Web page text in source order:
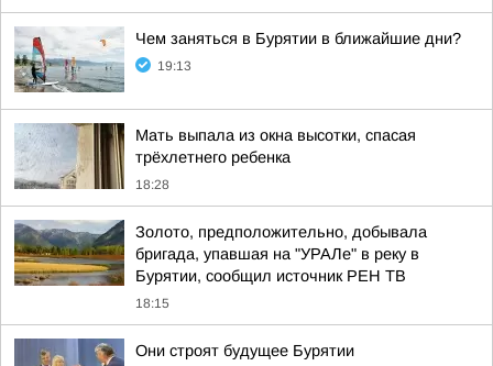
Чем заняться в Бурятии в ближайшие дни?
19:13
Мать выпала из окна высотки, спасая
трёхлетнего ребенка
18:28
Золото, предположительно, добывала
бригада, упавшая на "УРАЛе" в реку в
Бурятии, сообщил источник РЕН ТВ
18:15
Они строят будущее Бурятии